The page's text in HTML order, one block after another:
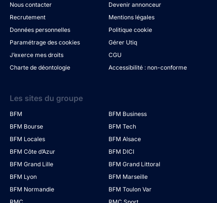
Nous contacter
Devenir annonceur
Recrutement
Mentions légales
Données personnelles
Politique cookie
Paramétrage des cookies
Gérer Utiq
J’exerce mes droits
CGU
Charte de déontologie
Accessibilité : non-conforme
Les sites du groupe
BFM
BFM Business
BFM Bourse
BFM Tech
BFM Locales
BFM Alsace
BFM Côte d’Azur
BFM DICI
BFM Grand Lille
BFM Grand Littoral
BFM Lyon
BFM Marseille
BFM Normandie
BFM Toulon Var